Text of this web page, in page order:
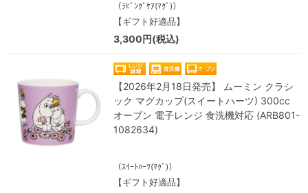
（ﾗﾋﾞﾝｸﾞｹｱ(ﾏｸﾞ)）
【ギフト好適品】
3,300円(税込)
【2026年2月18日発売】 ムーミン クラシ
ック マグカップ(スイートハーツ) 300cc
オーブン 電子レンジ 食洗機対応 (ARB801-
1082634)
（ｽｲｰﾄﾊｰﾂ(ﾏｸﾞ)）
【ギフト好適品】